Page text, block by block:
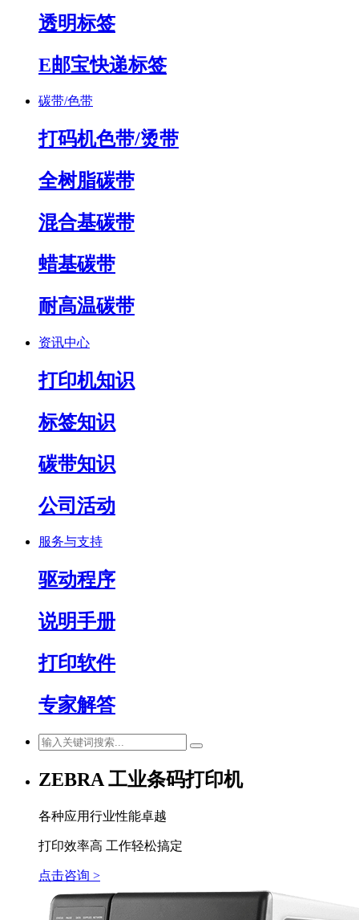
透明标签
E邮宝快递标签
碳带/色带
打码机色带/烫带
全树脂碳带
混合基碳带
蜡基碳带
耐高温碳带
资讯中心
打印机知识
标签知识
碳带知识
公司活动
服务与支持
驱动程序
说明手册
打印软件
专家解答
ZEBRA 工业条码打印机
各种应用行业性能卓越
打印效率高 工作轻松搞定
点击咨询 >